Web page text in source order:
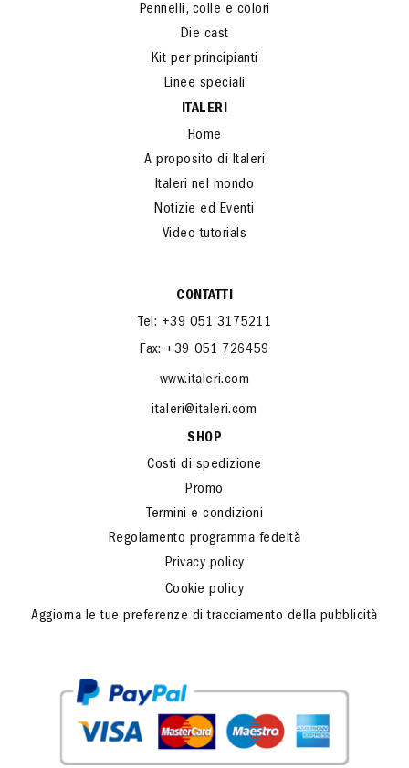
Pennelli, colle e colori
Die cast
Kit per principianti
Linee speciali
ITALERI
Home
A proposito di Italeri
Italeri nel mondo
Notizie ed Eventi
Video tutorials
CONTATTI
Tel: +39 051 3175211
Fax: +39 051 726459
www.italeri.com
italeri@italeri.com
SHOP
Costi di spedizione
Promo
Termini e condizioni
Regolamento programma fedeltà
Privacy policy
Cookie policy
Aggiorna le tue preferenze di tracciamento della pubblicità